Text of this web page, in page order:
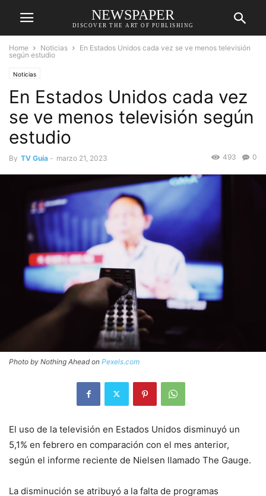
NEWSPAPER
DISCOVER THE ART OF PUBLISHING
Home Noticias
En Estados Unidos cada vez se ve menos televisión
según estudio
Noticias
En Estados Unidos cada vez
se ve menos televisión según
estudio
By TV Guía - marzo 21, 2023 0
493
Photo by Nothing Ahead on Pexels.com
El uso de la televisión en Estados Unidos disminuyó un
5,1% en febrero en comparación con el mes anterior,
según el informe reciente de Nielsen llamado The Gauge.
La disminución se atribuyó a la falta de programas